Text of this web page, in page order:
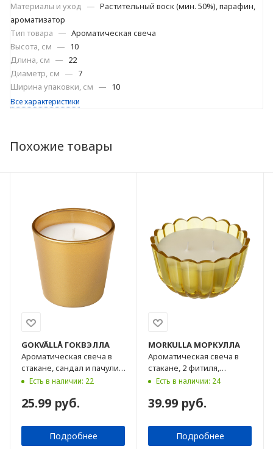
Материалы и уход — Растительный воск (мин. 50%), парафин,
ароматизатор
Тип товара — Ароматическая свеча
Высота, см — 10
Длина, см — 22
Диаметр, см — 7
Ширина упаковки, см — 10
Все характеристики
Похожие товары
GOKVÄLLÅ ГОКВЭЛЛА
Ароматическая свеча в
стакане, сандал и пачули,
20 чЕсть в наличии: 22
25.99 руб.
Подробнее
MORKULLA МОРКУЛЛА
Ароматическая свеча в
стакане, 2 фитиля,
цитрусовые цветы,
Есть в наличии: 24
39.99 руб.
Подробнее